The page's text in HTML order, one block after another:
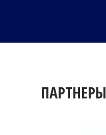
ПАРТНЕРЫ